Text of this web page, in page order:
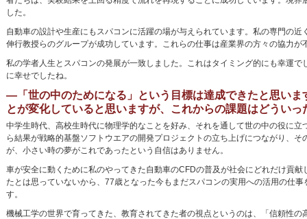
した。
自動車の設計や生産にもスパコンに活躍の場が与えられています。私の専門の
伸行教授らのグループが成功しています。これらの仕事は産業界の方々の協力
私の学者人生とスパコンの発展が一致しました。これはタイミング的にも幸運
に幸せでしたね。
―「世の中のためになる」という目標は達成できたと思い
とが変化していると思いますが、これからの課題はどうい
中学生時代、高校生時代に物理学的なことを好み、それを通して世の中の役に
ら結果が戦略的基盤ソフトウエアの開発プロジェクトの立ち上げにつながり、
が、小さい時の夢がこれであったという自信はありません。
車が安全に動くために私のやってきた自動車のCFDの普及が社会にどれだけ貢
たとは思っていないから、77歳となった今もまだスパコンの実用への活用の仕
す。
機械工学の世界で育ってきた、教育されてきた者の視点というのは、「信頼性